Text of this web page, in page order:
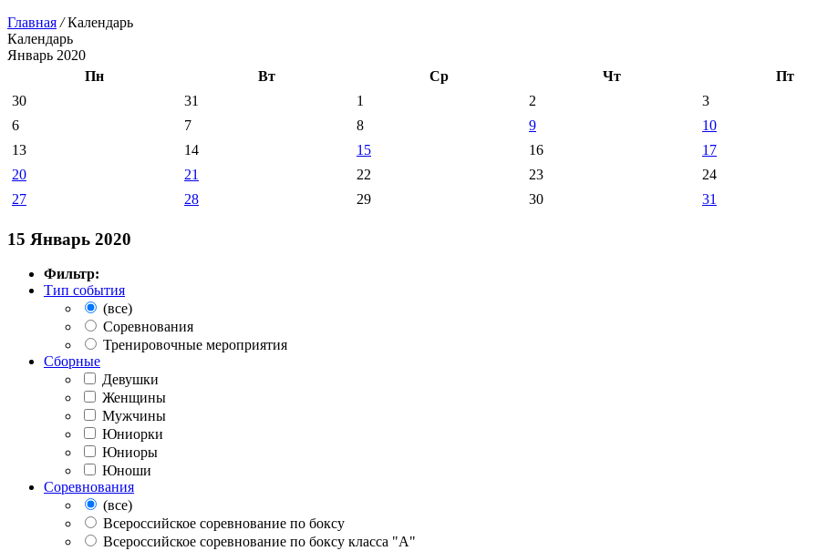
Главная /Календарь
Календарь
Январь 2020
Пн
Вт Ср Чт
Пт
30
31 1 2
3
6
7 8 9
10
13
14 15 16
17
20
21 22 23
24
27
28 29 30 31
15 Январь 2020
Фильтр:
Тип события
(все)
Соревнования
Тренировочные мероприятия
Сборные
Девушки
Женщины
Мужчины
Юниорки
Юниоры
Юноши
Соревнования
(все)
Всероссийское соревнование по боксу
Всероссийское соревнование по боксу класса "А"